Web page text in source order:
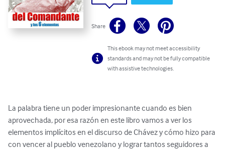
Share
This ebook may not meet accessibility
standards and may not be fully compatible
with assistive technologies.
La palabra tiene un poder impresionante cuando es bien
aprovechada, por esa razón en este libro vamos a ver los
elementos implícitos en el discurso de Chávez y cómo hizo para
con vencer al pueblo venezolano y lograr tantos seguidores a